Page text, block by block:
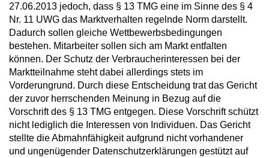
27.06.2013 jedoch, dass § 13 TMG eine im Sinne des § 4
Nr. 11 UWG das Marktverhalten regelnde Norm darstellt.
Dadurch sollen gleiche Wettbewerbsbedingungen
bestehen. Mitarbeiter sollen sich am Markt entfalten
können. Der Schutz der Verbraucherinteressen bei der
Marktteilnahme steht dabei allerdings stets im
Vorderungrund. Durch diese Entscheidung trat das Gericht
der zuvor herrschenden Meinung in Bezug auf die
Vorschrift des § 13 TMG entgegen. Diese Vorschrift schützt
nicht lediglich die Interessen von Individuen. Das Gericht
stellte die Abmahnfähigkeit aufgrund nicht vorhandener
und ungenügender Datenschutzerklärungen gestützt auf